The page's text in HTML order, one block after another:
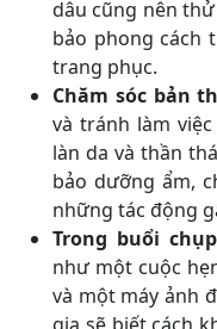
dâu cũng nên
bảo phong cách
trang phục.
Chăm sóc bản
và tránh làm
làn da và thần
bảo dưỡng ẩm,
những tác động
Trong buổi
như một cuộc
và một máy ảnh